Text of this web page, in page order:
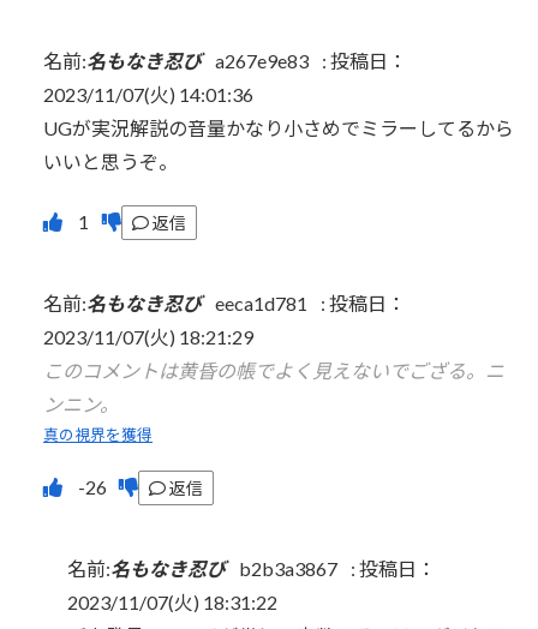
名前:名もなき忍び a267e9e83 : 投稿日：
2023/11/07(火) 14:01:36
UGが実況解説の音量かなり小さめでミラーしてるから
いいと思うぞ。
返信
名前:名もなき忍び eeca1d781 : 投稿日：
2023/11/07(火) 18:21:29
このコメントは黄昏の帳でよく見えないでござる。ニ
ンニン。
真の視界を獲得
返信
名前:名もなき忍び b2b3a3867 : 投稿日：
2023/11/07(火) 18:31:22